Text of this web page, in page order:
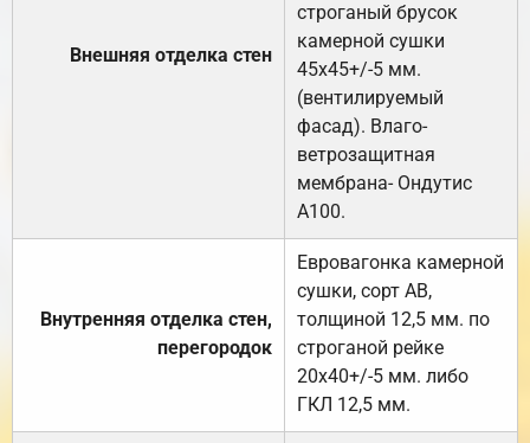
Внешняя отделка стен
строганый брусок
камерной сушки
45х45+/-5 мм.
(вентилируемый
фасад). Влаго-
ветрозащитная
мембрана- Ондутис
А100.
Внутренняя отделка стен,
перегородок
Евровагонка камерной
сушки, сорт АВ,
толщиной 12,5 мм. по
строганой рейке
20х40+/-5 мм. либо
ГКЛ 12,5 мм.